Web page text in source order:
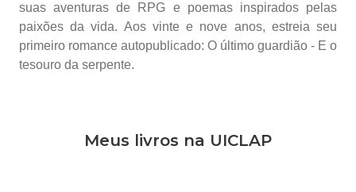
suas aventuras de RPG e poemas inspirados pelas
paixões da vida. Aos vinte e nove anos, estreia seu
primeiro romance autopublicado: O último guardião - E o
tesouro da serpente.
Meus livros na UICLAP